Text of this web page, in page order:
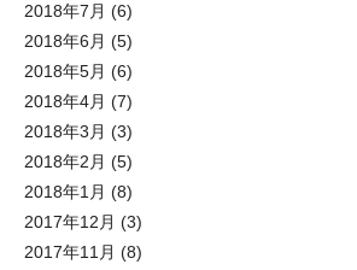
2018年7月 (6)
2018年6月 (5)
2018年5月 (6)
2018年4月 (7)
2018年3月 (3)
2018年2月 (5)
2018年1月 (8)
2017年12月 (3)
2017年11月 (8)